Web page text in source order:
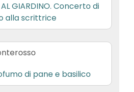
AL GIARDINO. Concerto di
alla scrittrice
di pane e basilico